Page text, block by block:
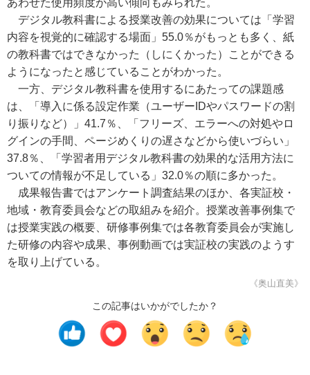
あわせた使用頻度が高い傾向もみられた。
デジタル教科書による授業改善の効果については「学習
内容を視覚的に確認する場面」55.0％がもっとも多く、紙
の教科書ではできなかった（しにくかった）ことができる
ようになったと感じていることがわかった。
一方、デジタル教科書を使用するにあたっての課題感
は、「導入に係る設定作業（ユーザーIDやパスワードの割
り振りなど）」41.7％、「フリーズ、エラーへの対処やロ
グインの手間、ページめくりの遅さなどから使いづらい」
37.8％、「学習者用デジタル教科書の効果的な活用方法に
ついての情報が不足している」32.0％の順に多かった。
成果報告書ではアンケート調査結果のほか、各実証校・
地域・教育委員会などの取組みを紹介。授業改善事例集で
は授業実践の概要、研修事例集では各教育委員会が実施し
た研修の内容や成果、事例動画では実証校の実践のようす
を取り上げている。
《奥山直美》
この記事はいかがでしたか？